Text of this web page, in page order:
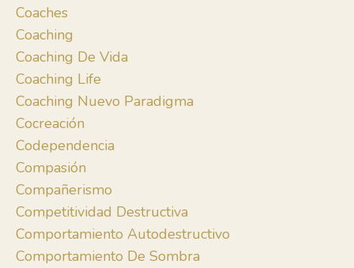
Coaches
Coaching
Coaching De Vida
Coaching Life
Coaching Nuevo Paradigma
Cocreación
Codependencia
Compasión
Compañerismo
Competitividad Destructiva
Comportamiento Autodestructivo
Comportamiento De Sombra